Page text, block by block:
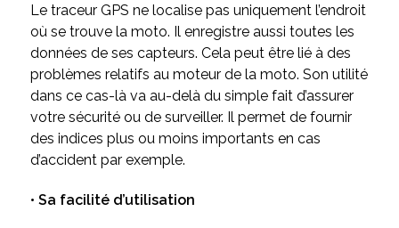
Le traceur GPS ne localise pas uniquement l’endroit
où se trouve la moto. Il enregistre aussi toutes les
données de ses capteurs. Cela peut être lié à des
problèmes relatifs au moteur de la moto. Son utilité
dans ce cas-là va au-delà du simple fait d’assurer
votre sécurité ou de surveiller. Il permet de fournir
des indices plus ou moins importants en cas
d’accident par exemple.
• Sa facilité d’utilisation